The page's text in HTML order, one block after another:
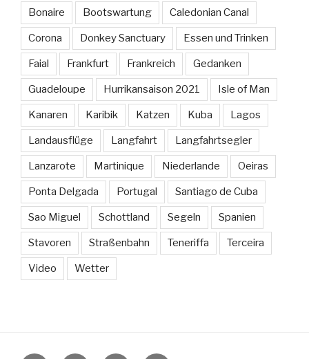
Bonaire Bootswartung Caledonian Canal
Corona Donkey Sanctuary Essen und Trinken
Faial Frankfurt Frankreich Gedanken
Guadeloupe Hurrikansaison 2021 Isle of Man
Kanaren Karibik Katzen Kuba Lagos
Landausflüge Langfahrt Langfahrtsegler
Lanzarote Martinique Niederlande Oeiras
Ponta Delgada Portugal Santiago de Cuba
Sao Miguel Schottland Segeln Spanien
Stavoren Straßenbahn Teneriffa Terceira
Video Wetter